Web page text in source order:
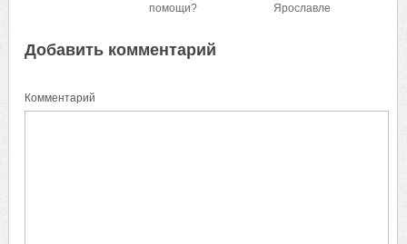
помощи?
Ярославле
Добавить комментарий
Комментарий